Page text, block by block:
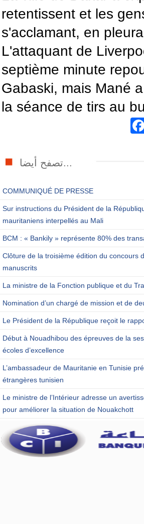
retentissent et les
s'acclamant, en
L'attaquant de
septième minute
Gabaski, mais Mané
la séance de tirs au
تصفح أيضا...
COMMUNIQUÉ DE PRESSE
Sur instructions du Président de la
mauritaniens interpellés au Mali
BCM : « Bankily » représente 80% des
Clôture de la troisième édition du concours
manuscrits
La ministre de la Fonction publique et du
Nomination d’un chargé de mission et de
Le Président de la République reçoit le
Début à Nouadhibou des épreuves de la
écoles d’excellence
L’ambassadeur de Mauritanie en Tunisie
étrangères tunisien
Le ministre de l’Intérieur adresse un
pour améliorer la situation de Nouakchott